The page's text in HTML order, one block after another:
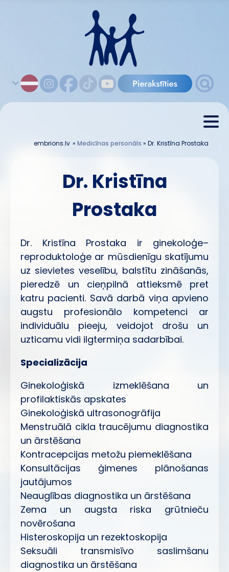
embrions.lv » Medicīnas personāls » Dr. Kristīna Prostaka
Dr. Kristīna
Prostaka
Dr. Kristīna Prostaka ir ginekoloģe–
reproduktoloģe ar mūsdienīgu skatījumu
uz sievietes veselību, balstītu zināšanās,
pieredzē un cieņpilnā attieksmē pret
katru pacienti. Savā darbā viņa apvieno
augstu profesionālo kompetenci ar
individuālu pieeju, veidojot drošu un
uzticamu vidi ilgtermiņa sadarbībai.
Specializācija
Ginekoloģiskā izmeklēšana un
profilaktiskās apskates
Ginekoloģiskā ultrasonogrāfija
Menstruālā cikla traucējumu diagnostika
un ārstēšana
Kontracepcijas metožu piemeklēšana
Konsultācijas ģimenes plānošanas
jautājumos
Neauglības diagnostika un ārstēšana
Zema un augsta riska grūtnieču
novērošana
Histeroskopija un rezektoskopija
Seksuāli transmisīvo saslimšanu
diagnostika un ārstēšana